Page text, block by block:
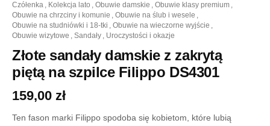
czółenka , kolekcja lato , obuwie damskie , obuwie klasy premium ,
obuwie na chrzciny i komunie , obuwie na ślub i wesele ,
obuwie na studniówki i 18-tki , obuwie na wieczorne wyjście ,
obuwie wizytowe , sandały , uroczystości i okazje
Złote sandały damskie z zakrytą
piętą na szpilce Filippo DS4301
159,00 zł
Ten fason marki Filippo spodoba się kobietom, które lubią
Złote
sandały
damskie
z
zakrytą
piętą
na
Filippo